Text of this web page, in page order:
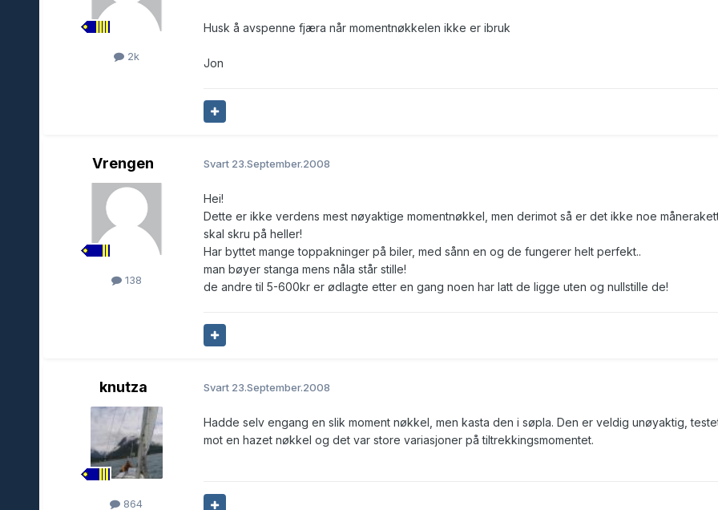
2k
Husk å avspenne fjæra når momentnøkkelen ikke er ibruk
Jon
Vrengen
138
Svart 23.September.2008
Hei!
Dette er ikke verdens mest nøyaktige momentnøkkel, men derimot så er det ikke noe
skal skru på heller!
Har byttet mange toppakninger på biler, med sånn en og de fungerer helt perfekt..
man bøyer stanga mens nåla står stille!
de andre til 5-600kr er ødlagte etter en gang noen har latt de ligge uten og nullstille de!
knutza
864
Svart 23.September.2008
Hadde selv engang en slik moment nøkkel, men kasta den i søpla. Den er veldig unøyaktig,
mot en hazet nøkkel og det var store variasjoner på tiltrekkingsmomentet.